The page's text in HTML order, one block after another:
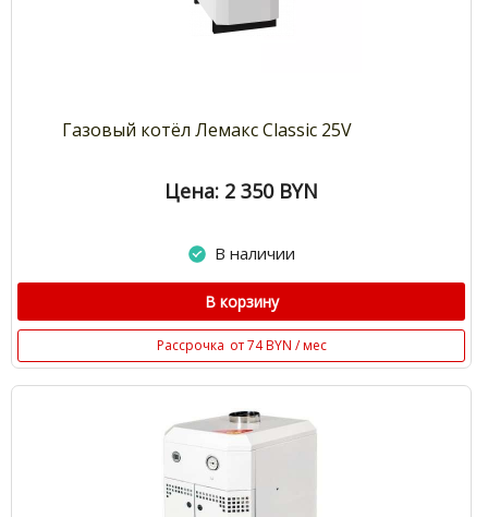
Газовый котёл Лемакс Classic 25V
Цена: 2 350 BYN
В наличии
В корзину
Рассрочка от 74 BYN / мес